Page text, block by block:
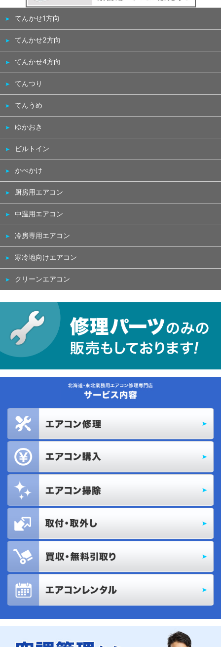
てんかせ1方向
てんかせ2方向
てんかせ4方向
てんつり
てんうめ
ゆかおき
ビルトイン
かべかけ
厨房用エアコン
中温用エアコン
冷房専用エアコン
寒冷地向けエアコン
クリーンエアコン